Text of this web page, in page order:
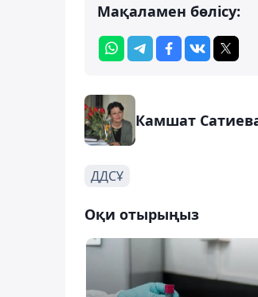
Мақаламен бөлісу:
Камшат
ДДСҰ
Оқи отырыңыз